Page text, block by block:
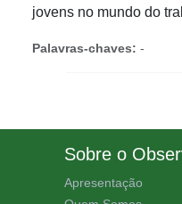
jovens no mundo do
Palavras-chaves: -
Sobre o
Apresentação